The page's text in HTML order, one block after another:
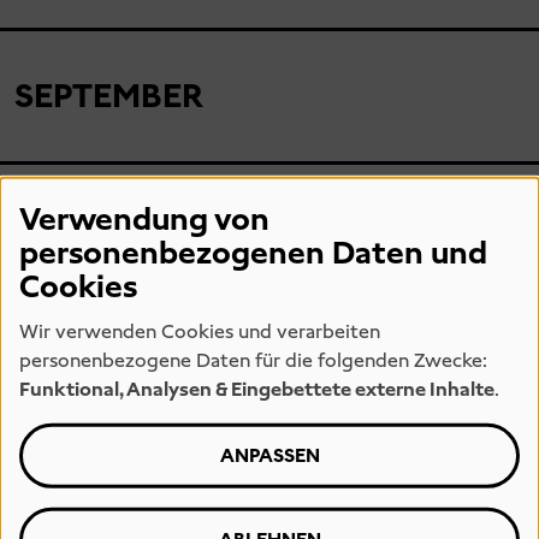
SEPTEMBER
04
Freitag
16:15- 17:45
QUEERE VISIONEN | ISA MONA LISA
QUEERE VISIONEN:
ADNAN, TILLMANS, THEK –
WIE QUEERE ÄSTHETIKEN
DIE KUNST BEREICHERN
Verwendung von
personenbezogenen Daten und
Cookies
Wir verwenden Cookies und verarbeiten
personenbezogene Daten für die folgenden Zwecke:
Funktional, Analysen & Eingebettete externe Inhalte.
ANPASSEN